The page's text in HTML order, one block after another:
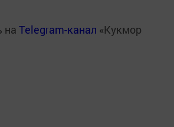
на Telegram-канал «Кукмор